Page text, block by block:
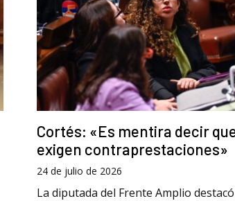
Cortés: «Es mentira decir
exigen contraprestaciones»
24 de julio de 2026
La diputada del Frente Amplio